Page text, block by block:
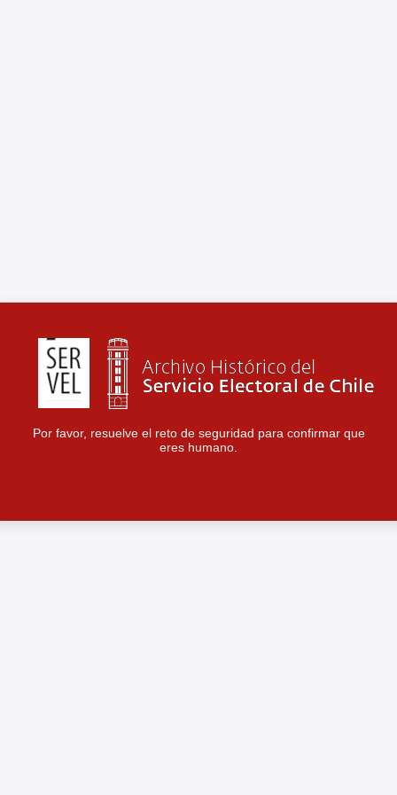
Por favor, resuelve el reto de seguridad para confirmar que
eres humano.